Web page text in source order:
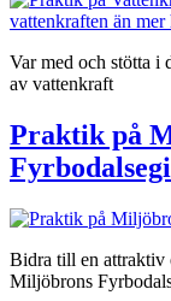
Var med och stötta i
av vattenkraft
Praktik på
Bidra till en attraktiv
Miljöbrons